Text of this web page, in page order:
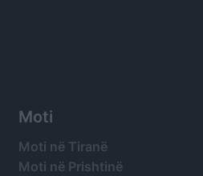
Moti
Moti në Tiranë
Moti në Prishtinë